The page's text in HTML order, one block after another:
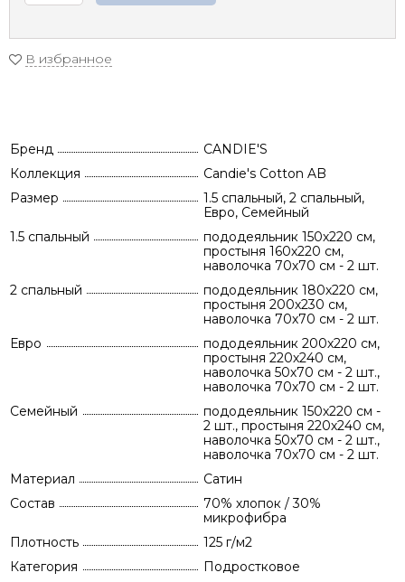
В избранное
Бренд
CANDIE'S
Коллекция
Candie's Cotton AB
Размер
1.5 спальный, 2 спальный,
Евро, Семейный
1.5 спальный
пододеяльник 150х220 см,
простыня 160х220 см,
наволочка 70х70 см - 2 шт.
2 спальный
пододеяльник 180х220 см,
простыня 200х230 см,
наволочка 70х70 см - 2 шт.
Евро
пододеяльник 200х220 см,
простыня 220х240 см,
наволочка 50х70 см - 2 шт.,
наволочка 70х70 см - 2 шт.
Семейный
пододеяльник 150х220 см -
2 шт., простыня 220х240 см,
наволочка 50х70 см - 2 шт.,
наволочка 70х70 см - 2 шт.
Материал
Сатин
Состав
70% хлопок / 30%
микрофибра
Плотность
125 г/м2
Категория
Подростковое